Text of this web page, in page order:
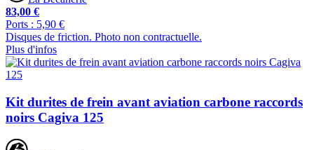
83,00 €
Ports : 5,90 €
Disques de friction. Photo non contractuelle.
Plus d'infos
Kit durites de frein avant aviation carbone raccords
noirs Cagiva 125